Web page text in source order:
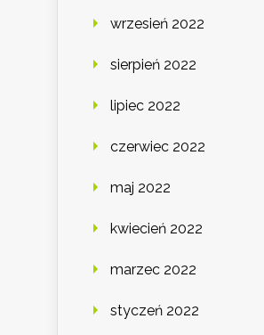
wrzesień 2022
sierpień 2022
lipiec 2022
czerwiec 2022
maj 2022
kwiecień 2022
marzec 2022
styczeń 2022